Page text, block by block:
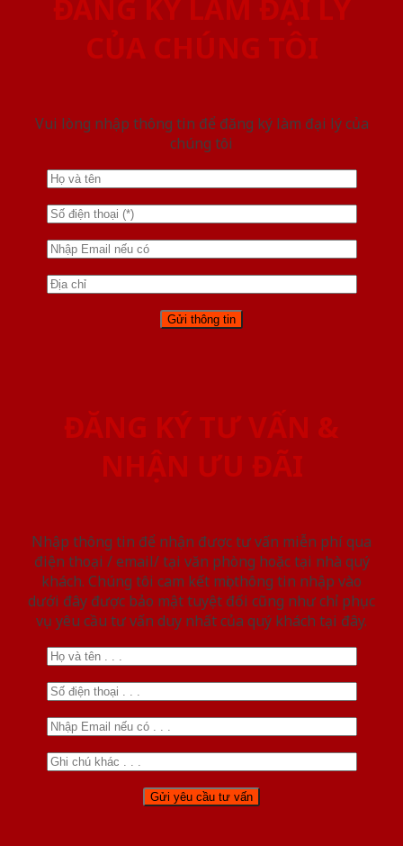
ĐĂNG KÝ LÀM ĐẠI LÝ
CỦA CHÚNG TÔI
Vui lòng nhập thông tin để đăng ký làm đại lý của
chúng tôi
ĐĂNG KÝ TƯ VẤN &
NHẬN ƯU ĐÃI
Nhập thông tin để nhận được tư vấn miễn phí qua
điện thoại / email/ tại văn phòng hoặc tại nhà quý
khách. Chúng tôi cam kết mọi thông tin nhập vào
dưới đây được bảo mật tuyệt đối cũng như chỉ phục
vụ yêu cầu tư vấn duy nhất của quý khách tại đây.